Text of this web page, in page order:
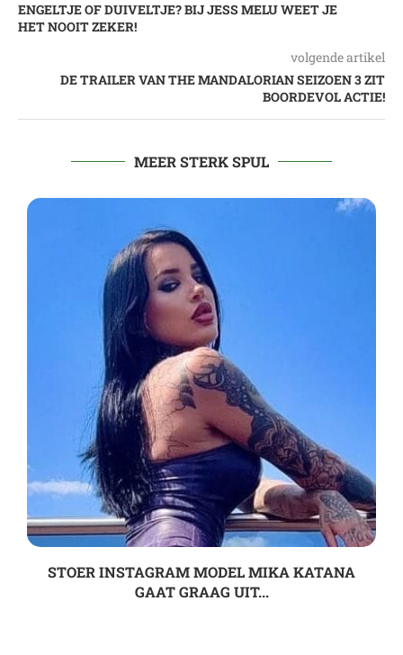
ENGELTJE OF DUIVELTJE? BIJ JESS MELU WEET JE
HET NOOIT ZEKER!
volgende artikel
DE TRAILER VAN THE MANDALORIAN SEIZOEN 3 ZIT
BOORDEVOL ACTIE!
MEER STERK SPUL
STOER INSTAGRAM MODEL MIKA KATANA
GAAT GRAAG UIT...